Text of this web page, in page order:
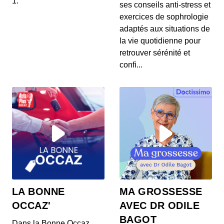
aux Abricots, et Santé du Cuir Chevelu
00:04:22 - IL Y A 1 MOIS
1. 🍦 **Frozen Yogurts : une alternative à la crème
glacée ?** Découvrez comment les frozen yogurt...
23 juin 2026 : Sécurité alimentaire,
Hydratation et Maternité tardive
1. 🔥 **Rappel de friteuse à air :** La friteuse à air
chaud Elta présente des risques d'incendie,...
23 juin 2026 : Sécurité alimentaire,
Hydratation et Maternité tardive
00:04:02 - IL Y A 1 MOIS
1. 🔥 **Rappel de friteuse à air :** La friteuse à air
chaud Elta présente des risques d'incendie,...
Hydratation et Maternité tardive
00:04:02 - IL Y A 1 MOIS
1. 🔥 **Rappel de friteuse à air :** La friteuse à air
ses conseils anti-stress et
exercices de sophrologie
adaptés aux situations de
la vie quotidienne pour
retrouver sérénité et
confi...
LA BONNE
OCCAZ'
MA GROSSESSE
AVEC DR ODILE
BAGOT